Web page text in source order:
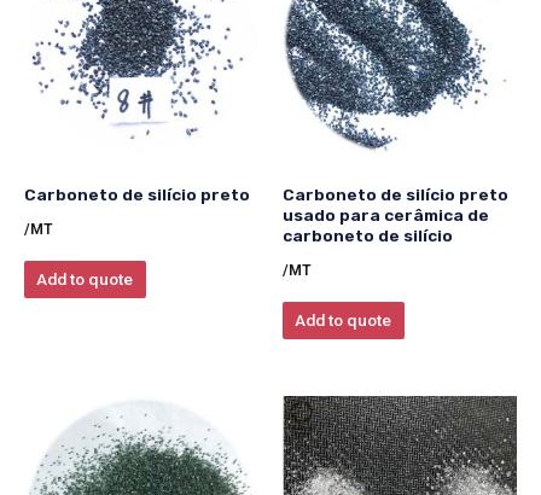
Carboneto de silício preto
/MT
Add to quote
Carboneto de silício preto
usado para cerâmica de
carboneto de silício
/MT
Add to quote